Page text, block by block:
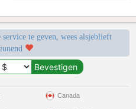
te geven, wees alsjeblieft
Canada